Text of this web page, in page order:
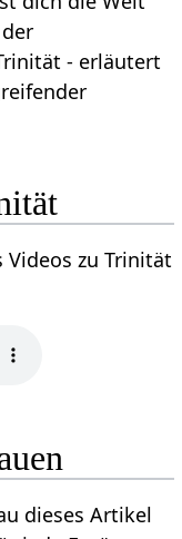
- erläutert
Videos zu Trinität
dieses Artikel